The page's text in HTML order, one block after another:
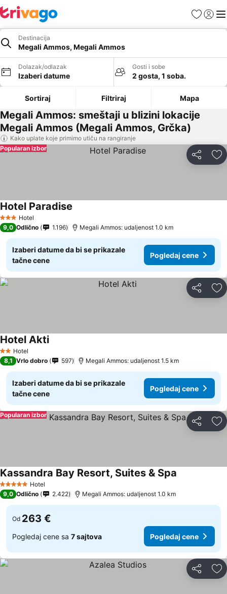
FavoritiPrijavi
Destinacija
Megali Ammos, Megali Ammos
Dolazak/odlazak
Izaberi datume
Gosti i sobe
2 gosta, 1 soba.
Sortiraj Filtriraj Mapa
Megali Ammos: smeštaji u blizini lokacije
Megali Ammos (Megali Ammos, Grčka)
Kako uplate koje primimo utiču na rangiranje
Deli
Popularan izbor
3 Zvezdice
Hotel
Hotel Paradise
9,0 Odlično 1.196 Megali Ammos: udaljenost 1.0 km
Izaberi datume da bi se prikazale
tačne cene
Pogledaj cene
Deli
2 Zvezdice
Hotel
Hotel Akti
8,1 Vrlo dobro 597 Megali Ammos: udaljenost 1.5 km
Izaberi datume da bi se prikazale
tačne cene
Pogledaj cene
Deli
Popularan izbor
5 ZvezdiceHotel
Kassandra Bay Resort, Suites & Spa
9,0 Odlično 2.422 Megali Ammos: udaljenost 1.0 km
Od 263 €
Pogledaj cene sa 7 sajtova Pogledaj cene
Deli